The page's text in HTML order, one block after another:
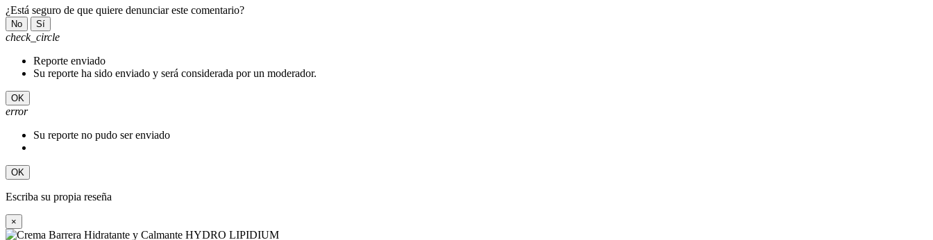
¿Está seguro de que quiere denunciar este comentario?
No Sí
check_circle
Reporte enviado
Su reporte ha sido enviado y será considerada por un moderador.
OK
error
Su reporte no pudo ser enviado
OK
Escriba su propia reseña
×